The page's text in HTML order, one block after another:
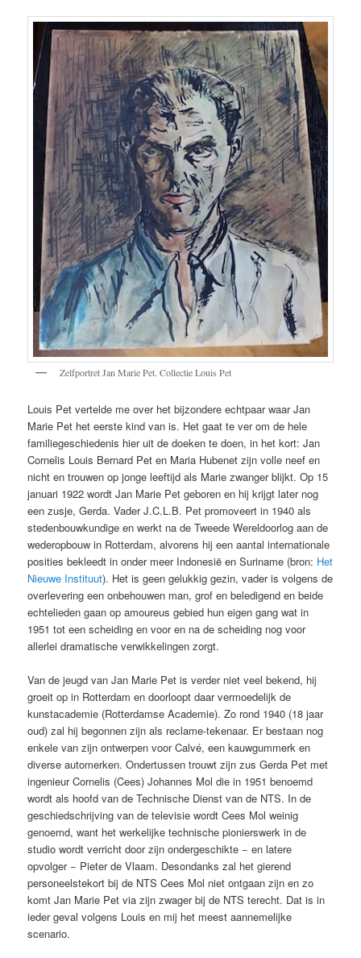
Zelfportret Jan Marie Pet. Collectie Louis Pet
Louis Pet vertelde me over het bijzondere echtpaar waar Jan
Marie Pet het eerste kind van is. Het gaat te ver om de hele
familiegeschiedenis hier uit de doeken te doen, in het kort: Jan
Cornelis Louis Bernard Pet en Maria Hubenet zijn volle neef en
nicht en trouwen op jonge leeftijd als Marie zwanger blijkt. Op 15
januari 1922 wordt Jan Marie Pet geboren en hij krijgt later nog
een zusje, Gerda. Vader J.C.L.B. Pet promoveert in 1940 als
stedenbouwkundige en werkt na de Tweede Wereldoorlog aan de
wederopbouw in Rotterdam, alvorens hij een aantal internationale
posities bekleedt in onder meer Indonesië en Suriname (bron: Het
Nieuwe Instituut). Het is geen gelukkig gezin, vader is volgens de
overlevering een onbehouwen man, grof en beledigend en beide
echtelieden gaan op amoureus gebied hun eigen gang wat in
1951 tot een scheiding en voor en na de scheiding nog voor
allerlei dramatische verwikkelingen zorgt.
Van de jeugd van Jan Marie Pet is verder niet veel bekend, hij
groeit op in Rotterdam en doorloopt daar vermoedelijk de
kunstacademie (Rotterdamse Academie). Zo rond 1940 (18 jaar
oud) zal hij begonnen zijn als reclame-tekenaar. Er bestaan nog
enkele van zijn ontwerpen voor Calvé, een kauwgummerk en
diverse automerken. Ondertussen trouwt zijn zus Gerda Pet met
ingenieur Cornelis (Cees) Johannes Mol die in 1951 benoemd
wordt als hoofd van de Technische Dienst van de NTS. In de
geschiedschrijving van de televisie wordt Cees Mol weinig
genoemd, want het werkelijke technische pionierswerk in de
studio wordt verricht door zijn ondergeschikte − en latere
opvolger − Pieter de Vlaam. Desondanks zal het gierend
personeelstekort bij de NTS Cees Mol niet ontgaan zijn en zo
komt Jan Marie Pet via zijn zwager bij de NTS terecht. Dat is in
ieder geval volgens Louis en mij het meest aannemelijke
scenario.